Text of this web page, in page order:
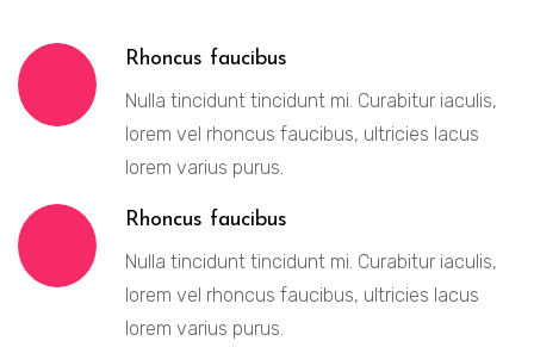
Rhoncus faucibus
Nulla tincidunt tincidunt mi. Curabitur iaculis,
lorem vel rhoncus faucibus, ultricies lacus
lorem varius purus.
Rhoncus faucibus
Nulla tincidunt tincidunt mi. Curabitur iaculis,
lorem vel rhoncus faucibus, ultricies lacus
lorem varius purus.